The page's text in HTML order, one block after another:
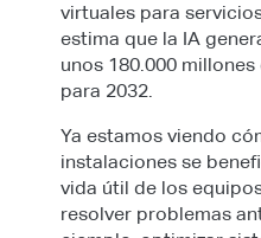
virtuales para
estima que la IA
unos 180.000
para 2032.
Ya estamos viendo
instalaciones se
vida útil de los
resolver problemas